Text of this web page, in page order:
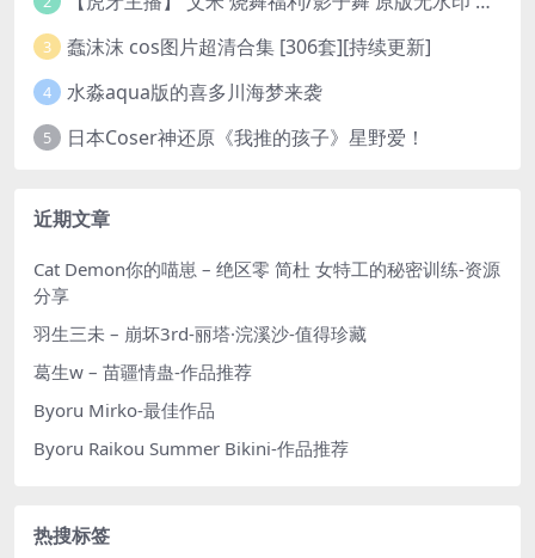
3 蠢沫沫 cos图片超清合集 [306套][持续更新]
4 水淼aqua版的喜多川海梦来袭
5 日本Coser神还原《我推的孩子》星野爱！
近期文章
Cat Demon你的喵崽 – 绝区零 简杜 女特工的秘密训练-资源
分享
羽生三未 – 崩坏3rd-丽塔·浣溪沙-值得珍藏
葛生w – 苗疆情蛊-作品推荐
Byoru Mirko-最佳作品
Byoru Raikou Summer Bikini-作品推荐
热搜标签